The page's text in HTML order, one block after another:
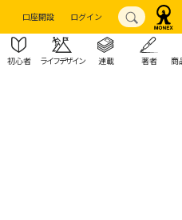
口座開設 ログイン
初心者 ライフデザイン 連載 著者 商